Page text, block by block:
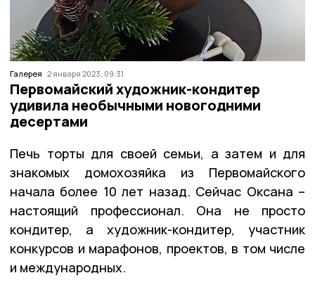
Галерея 2 января 2023, 09:31
Первомайский художник-кондитер
удивила необычными новогодними
десертами
Печь торты для своей семьи, а затем и для
знакомых домохозяйка из Первомайского
начала более 10 лет назад. Сейчас Оксана –
настоящий профессионал. Она не просто
кондитер, а художник-кондитер, участник
конкурсов и марафонов, проектов, в том числе
и международных.